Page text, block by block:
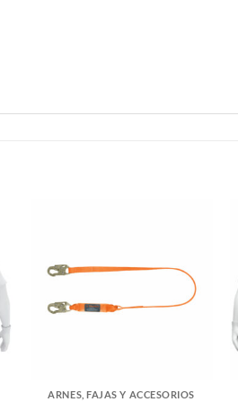
ARNES, FAJAS Y ACCESORIOS